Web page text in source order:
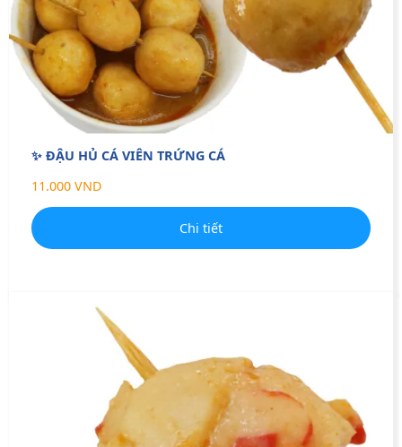
✨ ĐẬU HỦ CÁ VIÊN TRỨNG CÁ
11.000 VND
Chi tiết